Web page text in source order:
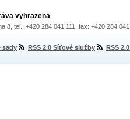
vyhrazena
8, tel.: +420 284 041 111, fax: +420 284
sady RSS 2.0 Síťové služby RSS